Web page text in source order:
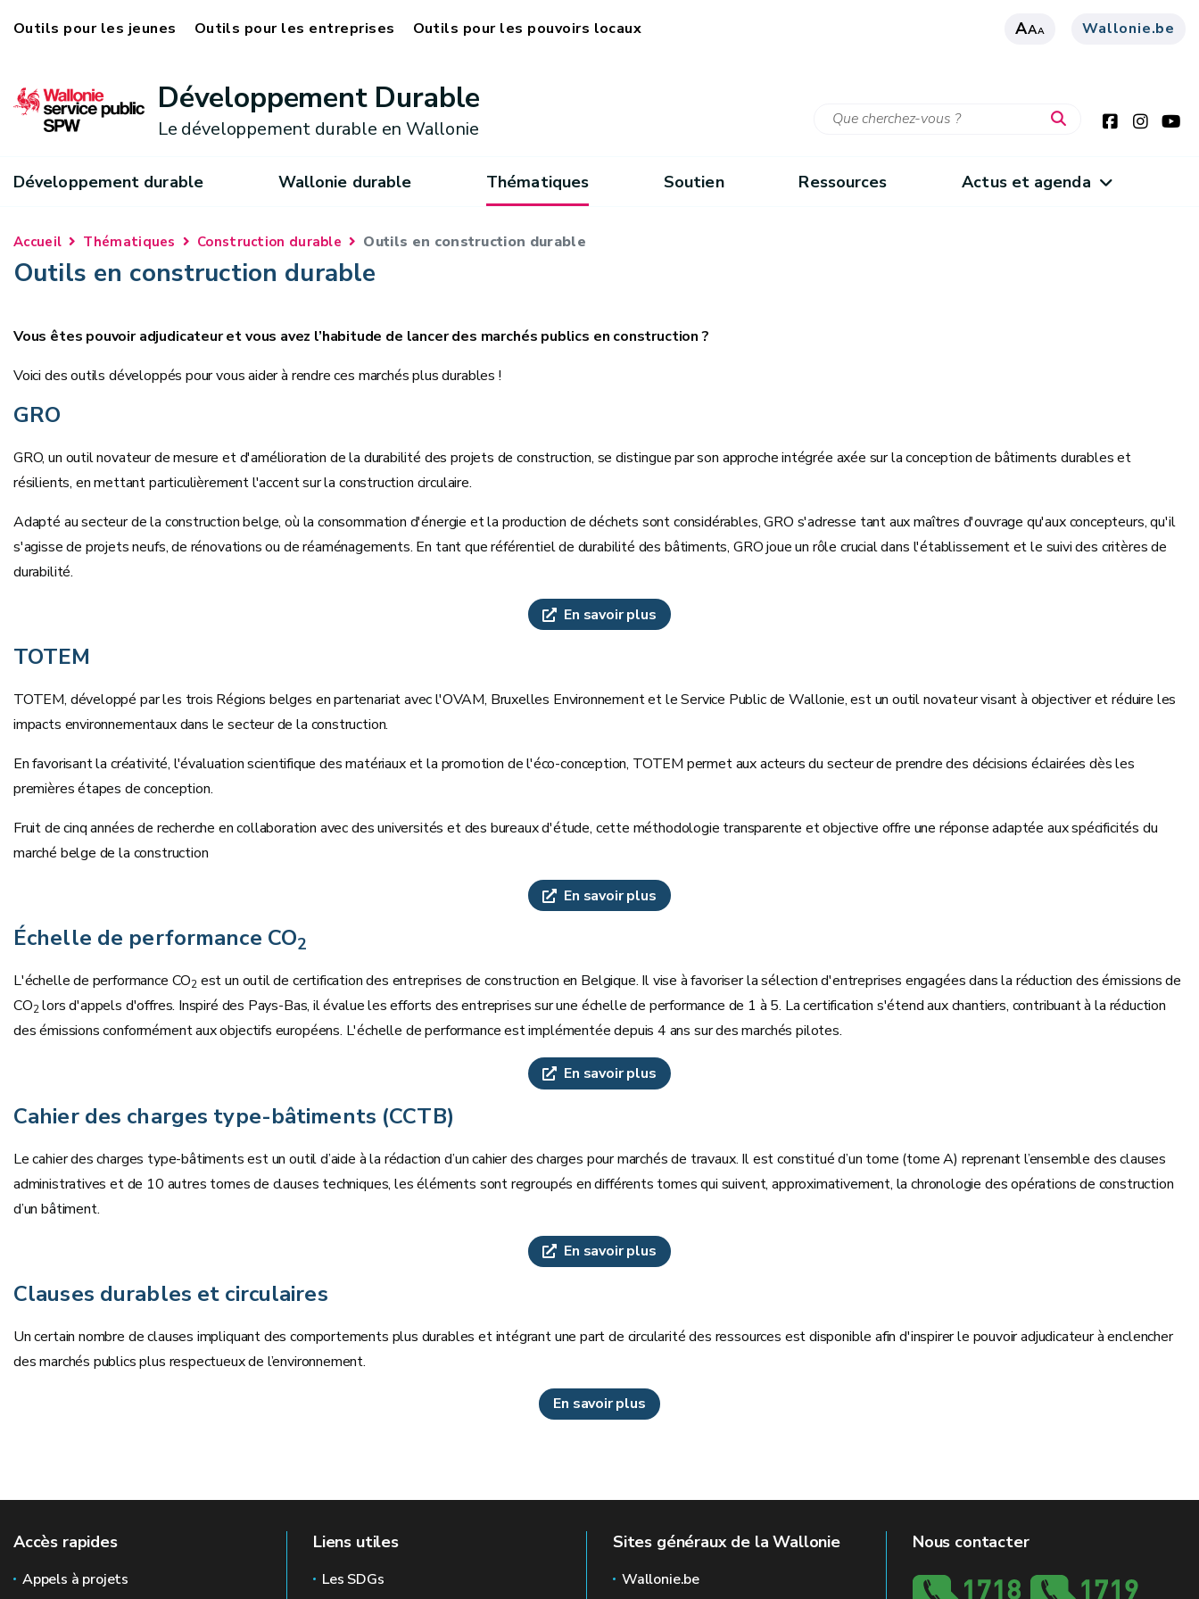
Outils pour les jeunes Outils pour les entreprises Outils pour les pouvoirs locaux AAA Wallonie.be
Développement Durable
Le développement durable en Wallonie
Développement durable Wallonie durable Thématiques Soutien Ressources Actus et agenda
Accueil Thématiques Construction durable Outils en construction durable
Outils en construction durable
Vous êtes pouvoir adjudicateur et vous avez l’habitude de lancer des marchés publics en construction ?
Voici des outils développés pour vous aider à rendre ces marchés plus durables !
GRO
GRO, un outil novateur de mesure et d'amélioration de la durabilité des projets de construction, se distingue par son approche intégrée axée sur la conception de bâtiments durables et
résilients, en mettant particulièrement l'accent sur la construction circulaire.
Adapté au secteur de la construction belge, où la consommation d'énergie et la production de déchets sont considérables, GRO s'adresse tant aux maîtres d'ouvrage qu'aux concepteurs, qu'il
s'agisse de projets neufs, de rénovations ou de réaménagements. En tant que référentiel de durabilité des bâtiments, GRO joue un rôle crucial dans l'établissement et le suivi des critères de
durabilité.
En savoir plus
TOTEM
TOTEM, développé par les trois Régions belges en partenariat avec l'OVAM, Bruxelles Environnement et le Service Public de Wallonie, est un outil novateur visant à objectiver et réduire les
impacts environnementaux dans le secteur de la construction.
En favorisant la créativité, l'évaluation scientifique des matériaux et la promotion de l'éco-conception, TOTEM permet aux acteurs du secteur de prendre des décisions éclairées dès les
premières étapes de conception.
Fruit de cinq années de recherche en collaboration avec des universités et des bureaux d'étude, cette méthodologie transparente et objective offre une réponse adaptée aux spécificités du
marché belge de la construction
En savoir plus
Échelle de performance CO2
L'échelle de performance CO2 est un outil de certification des entreprises de construction en Belgique. Il vise à favoriser la sélection d'entreprises engagées dans la réduction des émissions de
CO2 lors d'appels d'offres. Inspiré des Pays-Bas, il évalue les efforts des entreprises sur une échelle de performance de 1 à 5. La certification s'étend aux chantiers, contribuant à la réduction
des émissions conformément aux objectifs européens. L'échelle de performance est implémentée depuis 4 ans sur des marchés pilotes.
En savoir plus
Cahier des charges type-bâtiments (CCTB)
Le cahier des charges type-bâtiments est un outil d’aide à la rédaction d’un cahier des charges pour marchés de travaux. Il est constitué d’un tome (tome A) reprenant l’ensemble des clauses
administratives et de 10 autres tomes de clauses techniques, les éléments sont regroupés en différents tomes qui suivent, approximativement, la chronologie des opérations de construction
d’un bâtiment.
En savoir plus
Clauses durables et circulaires
Un certain nombre de clauses impliquant des comportements plus durables et intégrant une part de circularité des ressources est disponible afin d'inspirer le pouvoir adjudicateur à enclencher
des marchés publics plus respectueux de l’environnement.
En savoir plus
Accès rapides
Appels à projets
Liens utiles
Les SDGs
Sites généraux de la Wallonie
Wallonie.be
Nous contacter